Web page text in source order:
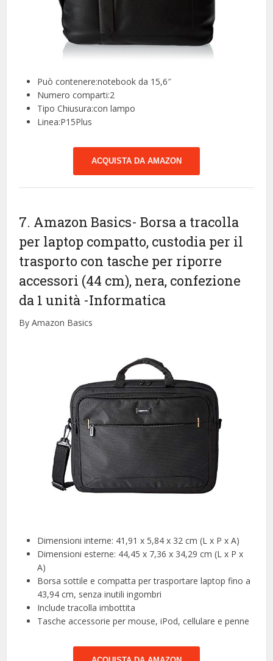
Può contenere:notebook da 15,6″
Numero comparti:2
Tipo Chiusura:con lampo
Linea:P15Plus
ACQUISTA DA AMAZON
7. Amazon Basics- Borsa a tracolla
per laptop compatto, custodia per il
trasporto con tasche per riporre
accessori (44 cm), nera, confezione
da 1 unità -Informatica
By Amazon Basics
Dimensioni interne: 41,91 x 5,84 x 32 cm (L x P x A)
Dimensioni esterne: 44,45 x 7,36 x 34,29 cm (L x P x
A)
Borsa sottile e compatta per trasportare laptop fino a
43,94 cm, senza inutili ingombri
Include tracolla imbottita
Tasche accessorie per mouse, iPod, cellulare e penne